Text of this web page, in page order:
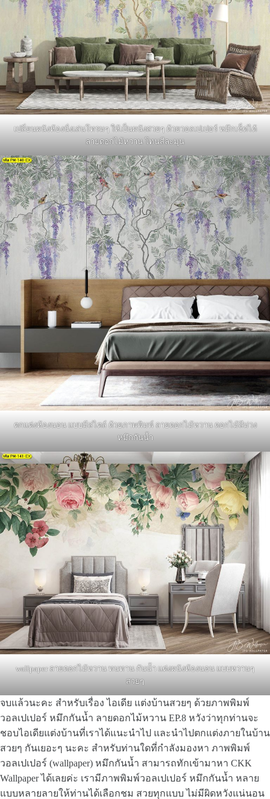
เปลี่ยนผนังห้องนั่งเล่นโทรมๆ ให้เป็นผนังสวยๆ ด้วยวอลเปเปอร์ หมึกเช็ดได้
ลายดอกไม้หวาน โทนสีละมุน
ตกแต่งห้องนอน แบบมีสไตล์ ด้วยภาพพิมพ์ ลายดอกไม้หวาน ดอกไม้สีม่วง
หมึกกันน้ำ
wallpaper ลายดอกไม้หวาน ทนทาน กันน้ำ แต่งผนังห้องนอน แบบหวานๆ
สวยๆ
จบแล้วนะคะ สำหรับเรื่อง ไอเดีย แต่งบ้านสวยๆ ด้วยภาพพิมพ์
วอลเปเปอร์ หมึกกันน้ำ ลายดอกไม้หวาน EP.8 หวังว่าทุกท่านจะ
ชอบไอเดียแต่งบ้านที่เราได้แนะนำไป และนำไปตกแต่งภายในบ้าน
สวยๆ กันเยอะๆ นะคะ สำหรับท่านใดที่กำลังมองหา ภาพพิมพ์
วอลเปเปอร์ (wallpaper) หมึกกันน้ำ สามารถทักเข้ามาหา CKK
Wallpaper ได้เลยค่ะ เรามีภาพพิมพ์วอลเปเปอร์ หมึกกันน้ำ หลาย
แบบหลายลายให้ท่านได้เลือกชม สวยทุกแบบ ไม่มีผิดหวังแน่นอน